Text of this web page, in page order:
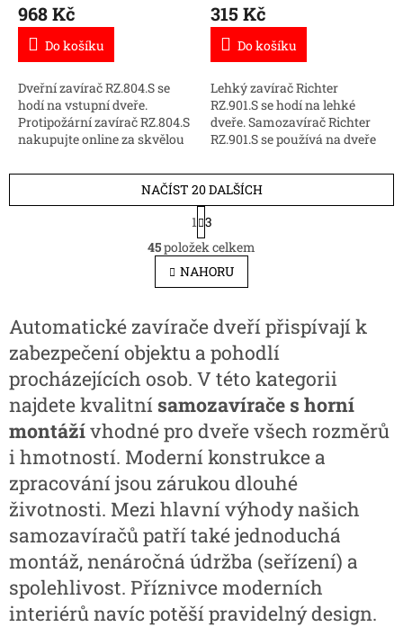
968 Kč
Do košíku
Dveřní zavírač RZ.804.S se
hodí na vstupní dveře.
Protipožární zavírač RZ.804.S
nakupujte online za skvělou
315 Kč
Do košíku
Lehký zavírač Richter
RZ.901.S se hodí na lehké
dveře. Samozavírač Richter
RZ.901.S se používá na dveře
standardní zavírač.
O
v
l
á
a
c
í
p
r
v
k
y
v
ý
p
i
s
u
NAČÍST 20 DALŠÍCH
S
t
r
á
n
k
v
á
n
í
1 3
45položek celkem
NAHORU
Automatické zavírače dveří přispívají k
zabezpečení objektu a pohodlí
procházejících osob. V této kategorii
najdete kvalitní samozavírače s horní
montážívhodné pro dveře všech rozměrů
i hmotností. Moderní konstrukce a
zpracování jsou zárukou dlouhé
životnosti. Mezi hlavní výhody našich
samozavíračů patří také jednoduchá
montáž, nenáročná údržba (seřízení) a
spolehlivost. Příznivce moderních
interiérů navíc potěší pravidelný design.